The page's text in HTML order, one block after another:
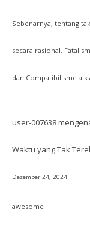
Sebenarnya, tentang
secara rasional.
dan Compatibilisme
user-007638
Waktu yang Tak
Desember 24, 2024
awesome